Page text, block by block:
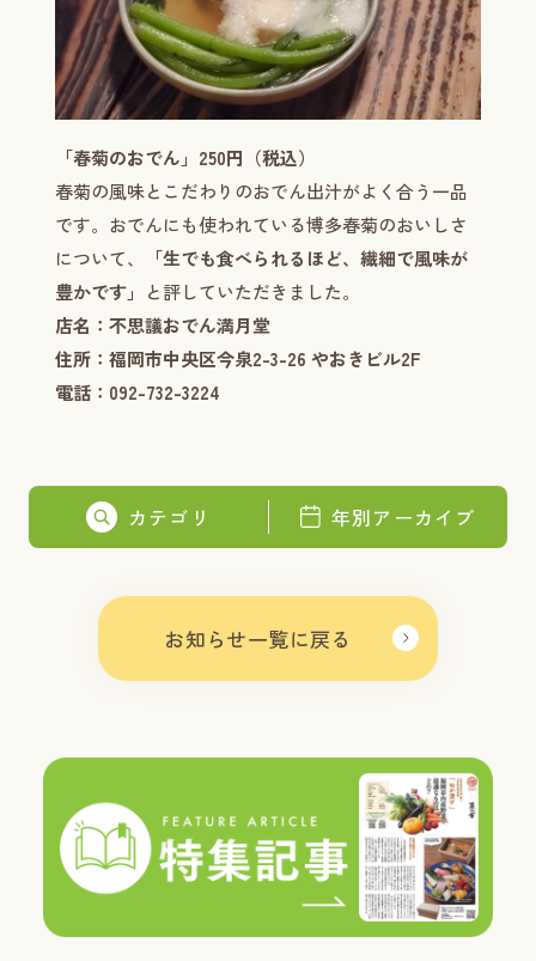
お知らせ一覧に戻る
カテゴリ 年別アーカイブ
「春菊のおでん」250円（税込）
春菊の風味とこだわりのおでん出汁がよく合う一品
です。おでんにも使われている博多春菊のおいしさ
について、
「生でも食べられるほど、繊細で風味が
豊かです」
と評していただきました。
店名：不思議おでん満月堂
住所：福岡市中央区今泉2-3-26 やおきビル2F
電話：092-732-3224